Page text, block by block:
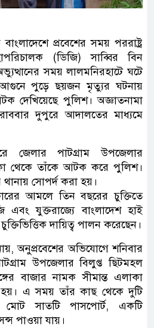
প্রবেশের সময় পররাষ্ট্র
(ডিজি) সাব্বির বিন
সময় লালমনিরহাটে ঘটে
পুড়ে ছয়জন মৃত্যুর ঘটনায়
দেখিয়েছে পুলিশ। অজ্ঞাতনামা
দুপুরে আদালতের মাধ্যমে
জেলার পাটগ্রাম উপজেলার
থেকে তাঁকে আটক করে পুলিশ।
সোপর্দ করা হয়।
আমলে তিন বছরের চুক্তিতে
এবং যুক্তরাজ্যে বাংলাদেশ হাই
দায়িত্ব পালন করেছেন।
অনুপ্রবেশের অভিযোগে শনিবার
উপজেলার বিলুপ্ত ছিটমহল
বাজার নামক সীমান্ত এলাকা
এ সময় তাঁর কাছ থেকে দুটি
মোট সাতটি পাসপোর্ট, একটি
পাওয়া যায়।